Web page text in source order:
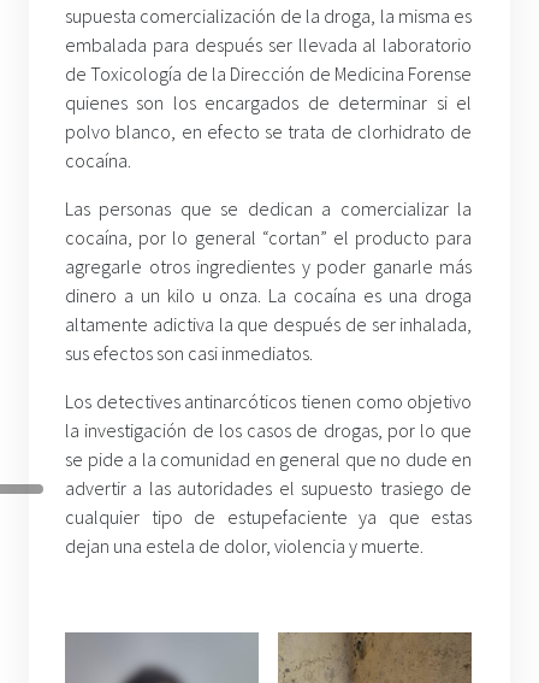
supuesta comercialización de la droga, la misma es
embalada para después ser llevada al laboratorio
de Toxicología de la Dirección de Medicina Forense
quienes son los encargados de determinar si el
polvo blanco, en efecto se trata de clorhidrato de
cocaína.
Las personas que se dedican a comercializar la
cocaína, por lo general “cortan” el producto para
agregarle otros ingredientes y poder ganarle más
dinero a un kilo u onza. La cocaína es una droga
altamente adictiva la que después de ser inhalada,
sus efectos son casi inmediatos.
Los detectives antinarcóticos tienen como objetivo
la investigación de los casos de drogas, por lo que
se pide a la comunidad en general que no dude en
advertir a las autoridades el supuesto trasiego de
cualquier tipo de estupefaciente ya que estas
dejan una estela de dolor, violencia y muerte.